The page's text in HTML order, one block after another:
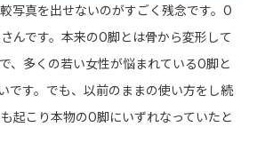
写真を出せないのがすごく残念です。O
んです。本来のO脚とは骨から変形して
、多くの若い女性が悩まれているO脚と
です。でも、以前のままの使い方をし続
起こり本物のO脚にいずれなっていたと